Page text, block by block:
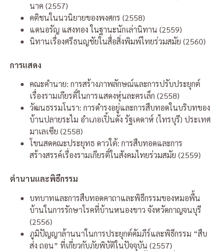
นาค (2557)
คติชนในนวนิยายของพงศกร (2558)
แดนอรัญ แสงทอง ในฐานะนักเล่านิทาน (2559)
นิทานเรื่องศรีธนญชัยในสื่อสิ่งพิมพ์ไทยร่วมสมัย (2560)
การแสดง
คณะคำนาย: การสร้างภาพลักษณ์และการปรับประยุกต์
เรื่องรามเกียรติ์ในการแสดงหุ่นละครเล็ก (2558)
วัฒนธรรมโนรา: การดำรงอยู่และการสืบทอดในบริบทของ
บ้านปลายระไม อำเภอเปิ้นดัง รัฐเคดาห์ (ไทรบุรี) ประเทศ
มาเลเซีย (2558)
โขนสดคณะประยุทธ ดาวใต้: การสืบทอดและการ
สร้างสรรค์เรื่องรามเกียรติ์ในสังคมไทยร่วมสมัย (2559)
ตำนานและพิธีกรรม
บทบาทและการสืบทอดคาถาและพิธีกรรมของหมอพื้น
บ้านในการรักษาโรคที่บ้านหนองขาว จังหวัดกาญจนบุรี
(2556)
ภูมิปัญญาล้านนาในการประยุกต์คัมภีร์และพิธีกรรม “สืบ
ส่ง ถอน” ที่เกี่ยวกับภัยพิบัติในปัจจุบัน (2557)